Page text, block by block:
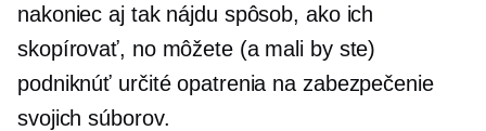
nakoniec aj tak nájdu spôsob, ako ich
skopírovať, no môžete (a mali by ste)
podniknúť určité opatrenia na zabezpečenie
svojich súborov.